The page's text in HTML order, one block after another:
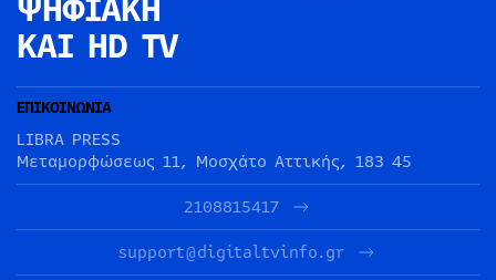
ΚΑΙ HD TV
ΕΠΙΚΟΙΝΩΝΙΑ
LIBRA PRESS
Μεταμορφώσεως 11, Μοσχάτο Αττικής, 183 45
2108815417
support@digitaltvinfo.gr